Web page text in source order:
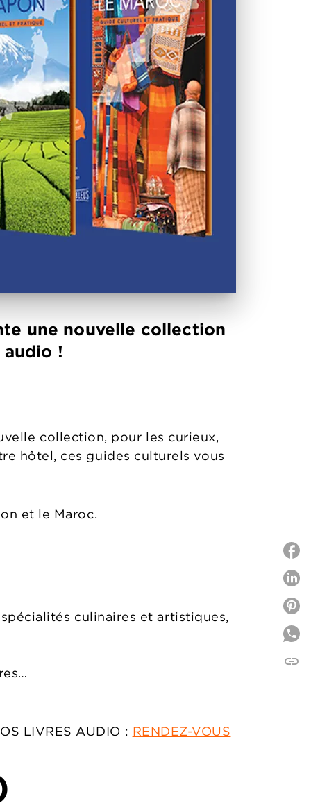
une nouvelle collection
!
collection, pour les curieux,
hôtel, ces guides culturels vous
et le Maroc.
culinaires et artistiques,
LIVRES AUDIO : RENDEZ-VOUS
link